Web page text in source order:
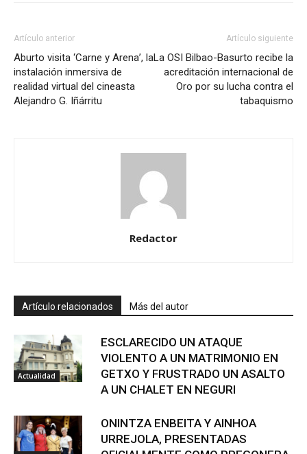
Artículo anterior
Aburto visita ‘Carne y Arena’, la
instalación inmersiva de
realidad virtual del cineasta
Alejandro G. Iñárritu
Artículo siguiente
La OSI Bilbao-Basurto recibe la
acreditación internacional de
Oro por su lucha contra el
tabaquismo
Redactor
Artículo relacionados Más del autor
Actualidad
ESCLARECIDO UN ATAQUE
VIOLENTO A UN MATRIMONIO EN
GETXO Y FRUSTRADO UN ASALTO
A UN CHALET EN NEGURI
ONINTZA ENBEITA Y AINHOA
URREJOLA, PRESENTADAS